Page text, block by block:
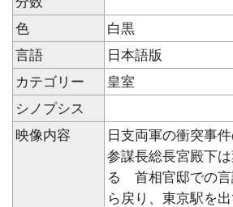
色
白黒
言語
日本語版
カテゴリー
皇室
シノプシス
映像内容
日支両軍の衝突事
参謀長総長宮殿下
る 首相官邸での
ら戻り、東京駅を